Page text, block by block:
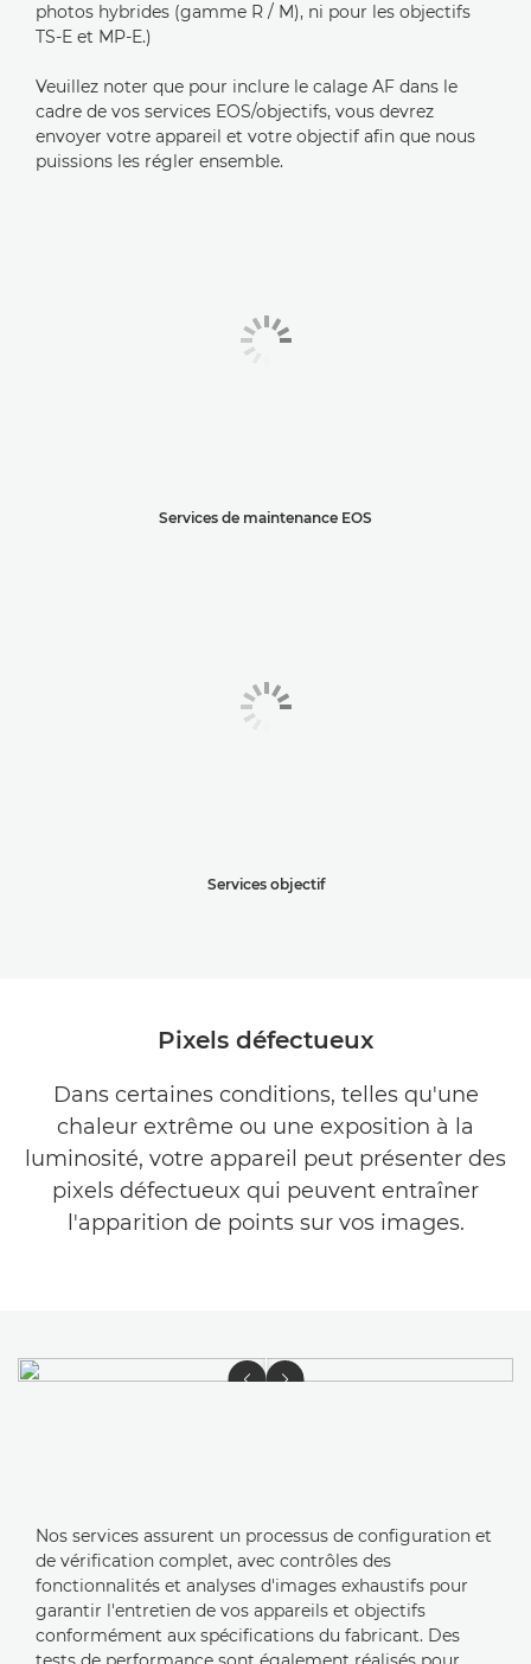
photos hybrides (gamme R / M), ni pour les objectifs
TS-E et MP-E.)
Veuillez noter que pour inclure le calage AF dans le
cadre de vos services EOS/objectifs, vous devrez
envoyer votre appareil et votre objectif afin que nous
puissions les régler ensemble.
Services de maintenance EOS
Services objectif
Pixels défectueux
Dans certaines conditions, telles qu'une
chaleur extrême ou une exposition à la
luminosité, votre appareil peut présenter des
pixels défectueux qui peuvent entraîner
l'apparition de points sur vos images.
Nos services assurent un processus de configuration et
de vérification complet, avec contrôles des
fonctionnalités et analyses d'images exhaustifs pour
garantir l'entretien de vos appareils et objectifs
conformément aux spécifications du fabricant. Des